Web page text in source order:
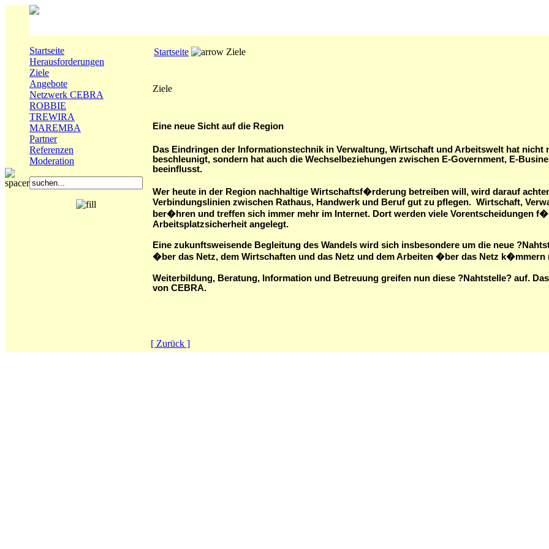
Startseite
Herausforderungen
Ziele
Angebote
Netzwerk CEBRA
ROBBIE
TREWIRA
MAREMBA
Partner
Referenzen
Moderation
Startseite Ziele
Ziele
Eine neue Sicht auf die Region
Das Eindringen der Informationstechnik in Verwaltung, Wirtschaft und Arbeitswelt hat nicht
beschleunigt, sondern hat auch die Wechselbeziehungen zwischen E-Government, E-
beeinflusst.
Wer heute in der Region nachhaltige Wirtschaftsf�rderung betreiben will, wird darauf
Verbindungslinien zwischen Rathaus, Handwerk und Beruf gut zu pflegen. Wirtschaft,
ber�hren und treffen sich immer mehr im Internet. Dort werden viele Vorentscheidungen
Arbeitsplatzsicherheit angelegt.
Eine zukunftsweisende Begleitung des Wandels wird sich insbesondere um die neue
�ber das Netz, dem Wirtschaften und das Netz und dem Arbeiten �ber das Netz
Weiterbildung, Beratung, Information und Betreuung greifen nun diese ?Nahtstelle? auf.
von CEBRA.
[ Zurück ]